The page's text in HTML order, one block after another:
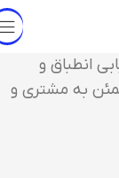
انطباق و
به مشتری و